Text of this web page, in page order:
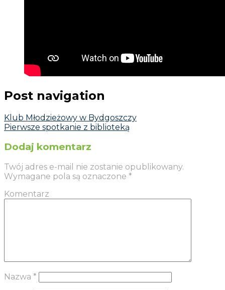
Post navigation
Klub Młodzieżowy w Bydgoszczy
Pierwsze spotkanie z biblioteką
Dodaj komentarz
Twój adres e-mail nie zostanie opublikowany.
Wymagane pola są oznaczone *
Komentarz
Nazwa *